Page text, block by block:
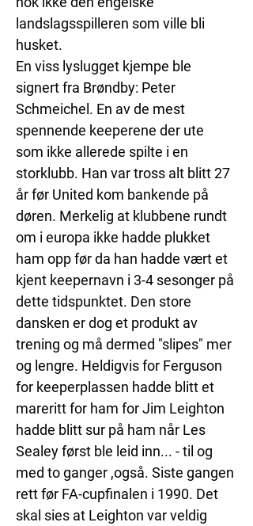
landslagsspilleren som ville bli
husket.
En viss lyslugget kjempe ble
signert fra Brøndby: Peter
Schmeichel. En av de mest
spennende keeperene der ute
som ikke allerede spilte i en
storklubb. Han var tross alt blitt 27
år før United kom bankende på
døren. Merkelig at klubbene rundt
om i europa ikke hadde plukket
ham opp før da han hadde vært et
kjent keepernavn i 3-4 sesonger på
dette tidspunktet. Den store
dansken er dog et produkt av
trening og må dermed "slipes" mer
og lengre. Heldigvis for Ferguson
for keeperplassen hadde blitt et
mareritt for ham for Jim Leighton
hadde blitt sur på ham når Les
Sealey først ble leid inn... - til og
med to ganger ,også. Siste gangen
rett før FA-cupfinalen i 1990. Det
skal sies at Leighton var veldig